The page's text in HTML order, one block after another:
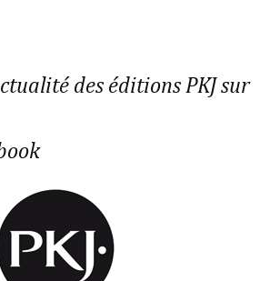
des éditions PKJ sur